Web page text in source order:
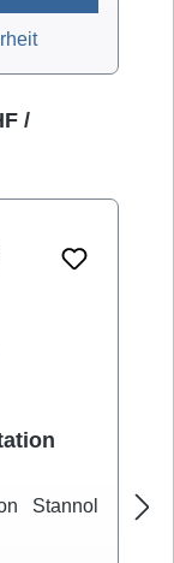
/
Stannol